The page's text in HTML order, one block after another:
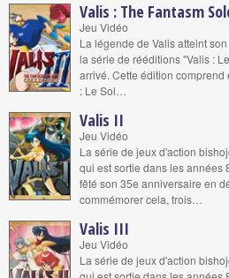
Valis : The Fantasm
Jeu Vidéo
La légende de Valis atteint
la série de rééditions "Valis :
arrivé. Cette édition
: Le Sol…
Valis II
Jeu Vidéo
La série de jeux d'action
qui est sortie dans les années
fêté son 35e anniversaire en
commémorer cela, trois…
Valis III
Jeu Vidéo
La série de jeux d'action